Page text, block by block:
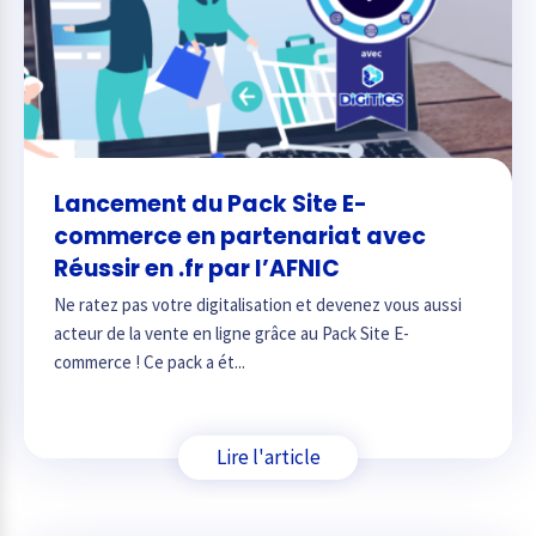
Lancement du Pack Site E-
commerce en partenariat avec
Réussir en .fr par l’AFNIC
Ne ratez pas votre digitalisation et devenez vous aussi
acteur de la vente en ligne grâce au Pack Site E-
commerce ! Ce pack a ét...
Lire l'article